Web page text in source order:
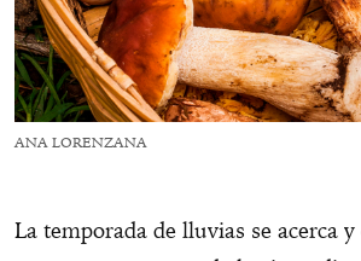
ANA LORENZANA
La temporada de lluvias se acerca